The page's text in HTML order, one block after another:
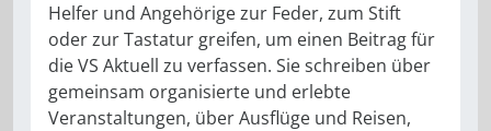
Helfer und Angehörige zur Feder, zum Stift
oder zur Tastatur greifen, um einen Beitrag für
die VS Aktuell zu verfassen. Sie schreiben über
gemeinsam organisierte und erlebte
Veranstaltungen, über Ausflüge und Reisen,